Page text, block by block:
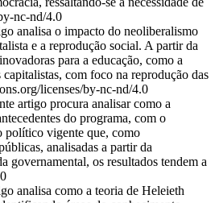
nc-nd/4.0
analisa o impacto do neoliberalismo
e a reprodução social. A partir da
para a educação, como a
com foco na reprodução das
licenses/by-nc-nd/4.0
artigo procura analisar como a
do programa, com o
político vigente que, como
analisadas a partir da
governamental, os resultados tendem a
analisa como a teoria de Heleieth